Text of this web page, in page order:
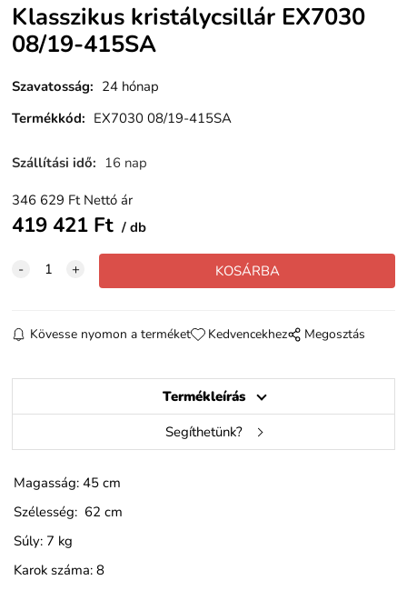
Klasszikus kristálycsillár EX7030
08/19-415SA
Szavatosság: 24 hónap
Termékkód: EX7030 08/19-415SA
Szállítási idő: 16 nap
346 629 Ft Nettó ár
419 421 Ft db
Kövesse nyomon a terméket Kedvencekhez Megosztás
Termékleírás
Segíthetünk?
Magasság: 45 cm
Szélesség: 62 cm
Súly: 7 kg
Karok száma: 8